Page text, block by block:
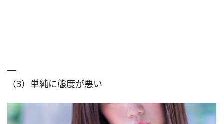
（3）単純に態度が悪い